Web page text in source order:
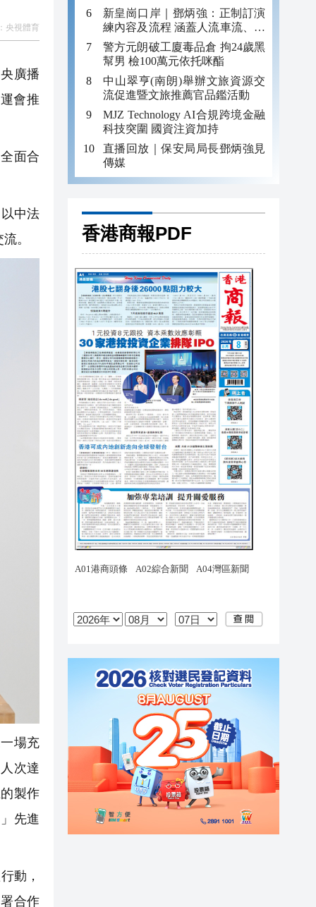
央視體育
廣播
會推
面合
中法
。
場充
次達
製作
先進
動，
合作
引發
新皇崗口岸｜鄧炳強：正制訂演
練內容及流程 涵蓋人流車流、緊
急應變等
警方元朗破工廈毒品倉 拘24歲黑
幫男 檢100萬元依托咪酯
中山翠亨(南朗)舉辦文旅資源交
流促進暨文旅推薦官品鑑活動
MJZ Technology AI合規跨境金融
科技突圍 國資注資加持
直播回放｜保安局局長鄧炳強見
傳媒
香港商報PDF